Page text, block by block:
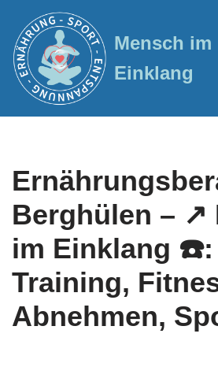
Zum
Inhalt
springen
Mensch im
Einklang
Berghülen – ↗️
im Einklang ☎️:
Training,
Abnehmen,